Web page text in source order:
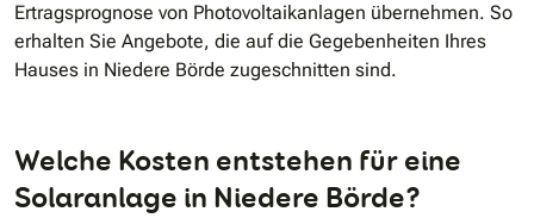
Ertragsprognose von Photovoltaikanlagen übernehmen. So
erhalten Sie Angebote, die auf die Gegebenheiten Ihres
Hauses in Niedere Börde zugeschnitten sind.
Welche Kosten entstehen für eine
Solaranlage in Niedere Börde?